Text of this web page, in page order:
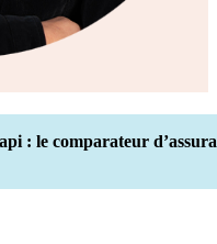
: le comparateur